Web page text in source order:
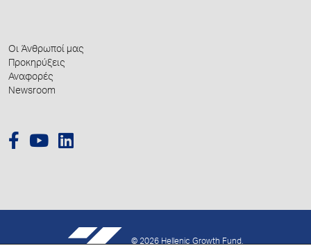
Οι Άνθρωποί μας
Προκηρύξεις
Αναφορές
Newsroom
© 2026 Hellenic Growth Fund.